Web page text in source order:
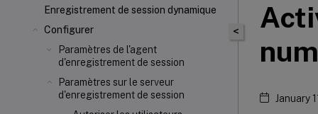
Enregistrement de session dynamique
Configurer
Paramètres de l'agent
d'enregistrement de session
Paramètres sur le serveur
d'enregistrement de session
<
January